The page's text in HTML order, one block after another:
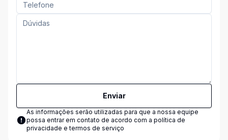
Enviar
As informações serão utilizadas para que a nossa equipe
possa entrar em contato de acordo com a política de
privacidade e termos de serviço